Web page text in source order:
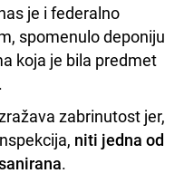
je i federalno
spomenulo deponiju
koja je bila predmet
zabrinutost jer,
niti jedna od
.